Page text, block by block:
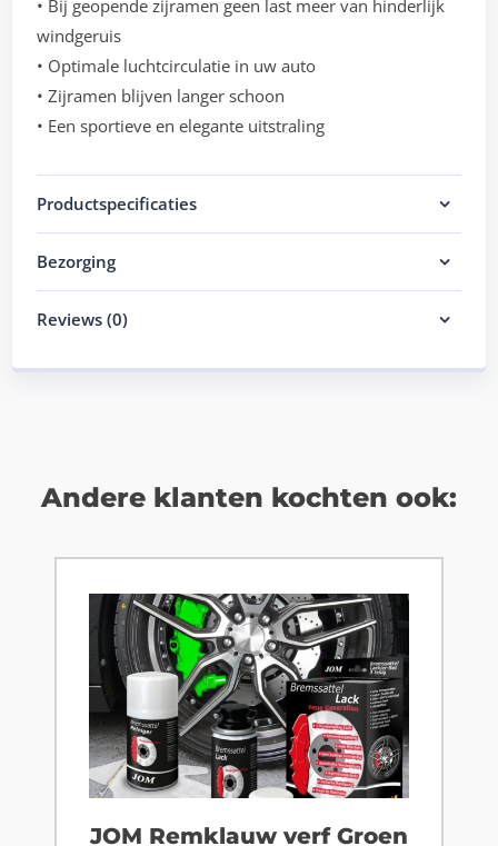
• Bij geopende zijramen geen last meer van hinderlijk
windgeruis
• Optimale luchtcirculatie in uw auto
• Zijramen blijven langer schoon
• Een sportieve en elegante uitstraling
Productspecificaties
Bezorging
Reviews (0)
Andere klanten kochten ook:
JOM Remklauw verf Groen